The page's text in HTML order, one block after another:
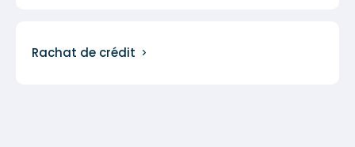
Rachat de crédit